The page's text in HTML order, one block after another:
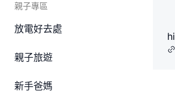
親子專區
放電好去處
親子旅遊
新手爸媽
hi